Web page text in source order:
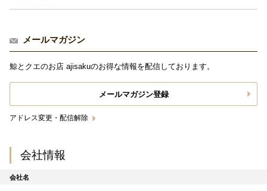
メールマガジン
鯨とクエのお店 ajisakuのお得な情報を配信しております。
メールマガジン登録
アドレス変更・配信解除
会社情報
会社名